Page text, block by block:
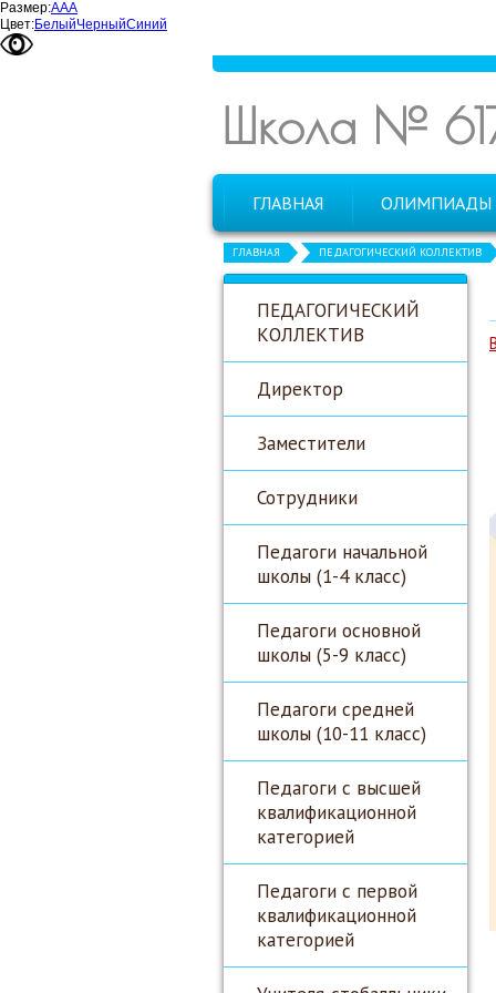
Размер:ААА
Цвет:БелыйЧерныйСиний
Школа №
ГЛАВНАЯ ОЛИМПИАДЫ
ГЛАВНАЯ ПЕДАГОГИЧЕСКИЙ КОЛЛЕКТИВ
ПЕДАГОГИЧЕСКИЙ
КОЛЛЕКТИВ
Директор
Заместители
Сотрудники
Педагоги начальной
школы (1-4 класс)
Педагоги основной
школы (5-9 класс)
Педагоги средней
школы (10-11 класс)
Педагоги с высшей
квалификационной
категорией
Педагоги с первой
квалификационной
категорией